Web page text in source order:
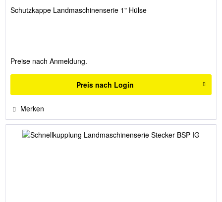
Schutzkappe Landmaschinenserie 1" Hülse
Preise nach Anmeldung.
Preis nach Login
Merken